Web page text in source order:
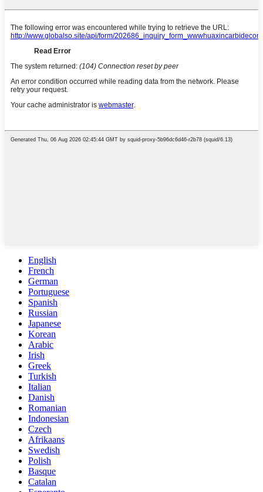
English
French
German
Portuguese
Spanish
Russian
Japanese
Korean
Arabic
Irish
Greek
Turkish
Italian
Danish
Romanian
Indonesian
Czech
Afrikaans
Swedish
Polish
Basque
Catalan